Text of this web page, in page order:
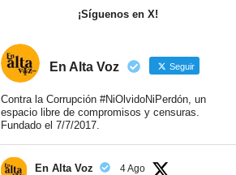
¡Síguenos en X!
En Alta Voz Seguir
Contra la Corrupción #NiOlvidoNiPerdón, un
espacio libre de compromisos y censuras.
Fundado el 7/7/2017.
En Alta Voz 4 Ago